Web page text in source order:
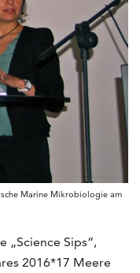
Marine Mikrobiologie am
„Science Sips“,
2016*17 Meere